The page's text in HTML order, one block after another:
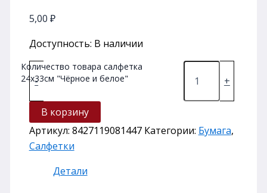
5,00 ₽
Доступность: В наличии
-
Количество товара салфетка
24х33см "Чёрное и белое"
+
В корзину
Артикул: 8427119081447 Категории: Бумага,
Салфетки
Детали